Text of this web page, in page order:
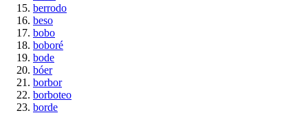
berrodo
beso
bobo
boboré
bode
bóer
borbor
borboteo
borde